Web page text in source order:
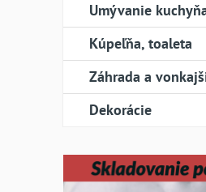
Umývanie
Kúpeľňa, toaleta
Záhrada a
Dekorácie